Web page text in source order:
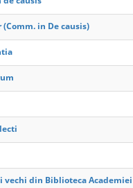
in De causis)
din Biblioteca